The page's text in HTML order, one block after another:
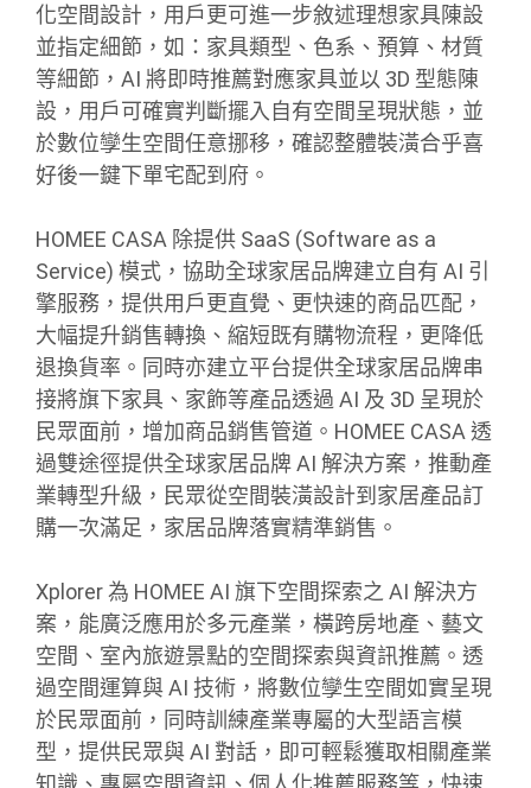
化空間設計，用戶更可進一步敘述理想家具陳設
並指定細節，如：家具類型、色系、預算、材質
等細節，AI 將即時推薦對應家具並以 3D 型態陳
設，用戶可確實判斷擺入自有空間呈現狀態，並
於數位孿生空間任意挪移，確認整體裝潢合乎喜
好後一鍵下單宅配到府。
HOMEE CASA 除提供 SaaS (Software as a
Service) 模式，協助全球家居品牌建立自有 AI 引
擎服務，提供用戶更直覺、更快速的商品匹配，
大幅提升銷售轉換、縮短既有購物流程，更降低
退換貨率。同時亦建立平台提供全球家居品牌串
接將旗下家具、家飾等產品透過 AI 及 3D 呈現於
民眾面前，增加商品銷售管道。HOMEE CASA 透
過雙途徑提供全球家居品牌 AI 解決方案，推動產
業轉型升級，民眾從空間裝潢設計到家居產品訂
購一次滿足，家居品牌落實精準銷售。
Xplorer 為 HOMEE AI 旗下空間探索之 AI 解決方
案，能廣泛應用於多元產業，橫跨房地產、藝文
空間、室內旅遊景點的空間探索與資訊推薦。透
過空間運算與 AI 技術，將數位孿生空間如實呈現
於民眾面前，同時訓練產業專屬的大型語言模
型，提供民眾與 AI 對話，即可輕鬆獲取相關產業